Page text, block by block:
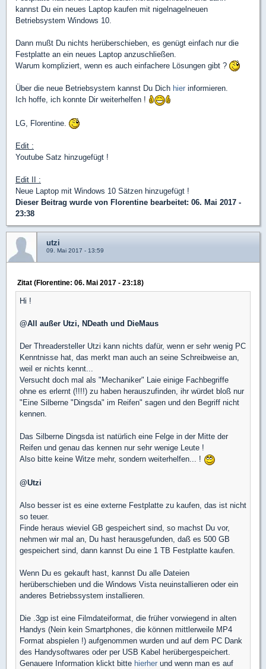
kannst Du ein neues Laptop kaufen mit nigelnagelneuen
Betriebsystem Windows 10.
Dann mußt Du nichts herüberschieben, es genügt einfach nur die
Festplatte an ein neues Laptop anzuschließen.
Warum kompliziert, wenn es auch einfachere Lösungen gibt ?
Über die neue Betriebsystem kannst Du Dich hier informieren.
Ich hoffe, ich konnte Dir weiterhelfen !
LG, Florentine.
Edit :
Youtube Satz hinzugefügt !
Edit II :
Neue Laptop mit Windows 10 Sätzen hinzugefügt !
Dieser Beitrag wurde von Florentine bearbeitet: 06. Mai 2017 -
23:38
utzi
09. Mai 2017 - 13:59
Zitat (Florentine: 06. Mai 2017 - 23:18)
Hi !
@All außer Utzi, NDeath und DieMaus
Der Threadersteller Utzi kann nichts dafür, wenn er sehr wenig PC
Kenntnisse hat, das merkt man auch an seine Schreibweise an,
weil er nichts kennt...
Versucht doch mal als "Mechaniker" Laie einige Fachbegriffe
ohne es erlernt (!!!!) zu haben herauszufinden, ihr würdet bloß nur
"Eine Silberne "Dingsda" im Reifen" sagen und den Begriff nicht
kennen.
Das Silberne Dingsda ist natürlich eine Felge in der Mitte der
Reifen und genau das kennen nur sehr wenige Leute !
Also bitte keine Witze mehr, sondern weiterhelfen... !
@Utzi
Also besser ist es eine externe Festplatte zu kaufen, das ist nicht
so teuer.
Finde heraus wieviel GB gespeichert sind, so machst Du vor,
nehmen wir mal an, Du hast herausgefunden, daß es 500 GB
gespeichert sind, dann kannst Du eine 1 TB Festplatte kaufen.
Wenn Du es gekauft hast, kannst Du alle Dateien
herüberschieben und die Windows Vista neuinstallieren oder ein
anderes Betriebssystem installieren.
Die .3gp ist eine Filmdateiformat, die früher vorwiegend in alten
Handys (Nein kein Smartphones, die können mittlerweile MP4
Format abspielen !) aufgenommen wurden und auf dem PC Dank
des Handysoftwares oder per USB Kabel herübergespeichert.
Genauere Information klickt bitte hierher und wenn man es auf